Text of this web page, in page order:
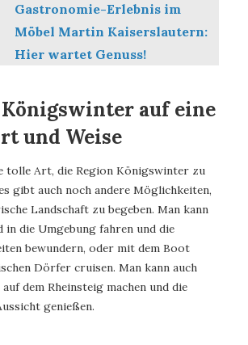
Gastronomie-Erlebnis im
Möbel Martin Kaiserslautern:
Hier wartet Genuss!
auf eine
und Weise
tolle Art, die Region Königswinter zu
gibt auch noch andere Möglichkeiten,
Landschaft zu begeben. Man kann
in die Umgebung fahren und die
bewundern, oder mit dem Boot
Dörfer cruisen. Man kann auch
dem Rheinsteig machen und die
genießen.